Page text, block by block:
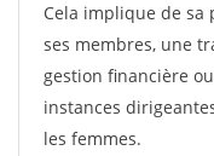
Cela implique de
ses membres, une
gestion financière
instances
les femmes.